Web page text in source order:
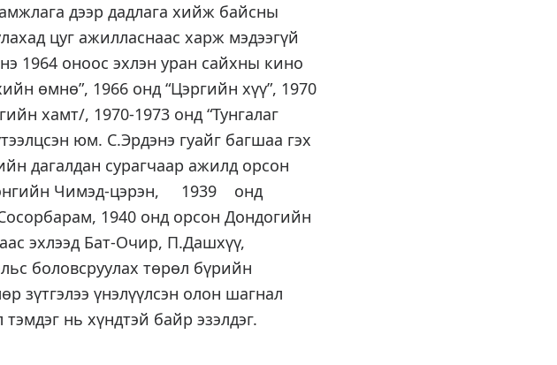
дээр дадлага хийж байсны
цуг ажилласнаас харж мэдээгүй
1964 оноос эхлэн уран сайхны кино
өмнө”, 1966 онд “Цэргийн хүү”, 1970
хамт/, 1970-1973 онд “Тунгалаг
юм. С.Эрдэнэ гуайг багшаа гэх
дагалдан сурагчаар ажилд орсон
Чимэд-цэрэн, 1939 онд
1940 онд орсон Дондогийн
эхлээд Бат-Очир, П.Дашхүү,
боловсруулах төрөл бүрийн
зүтгэлээ үнэлүүлсэн олон шагнал
нь хүндтэй байр эзэлдэг.